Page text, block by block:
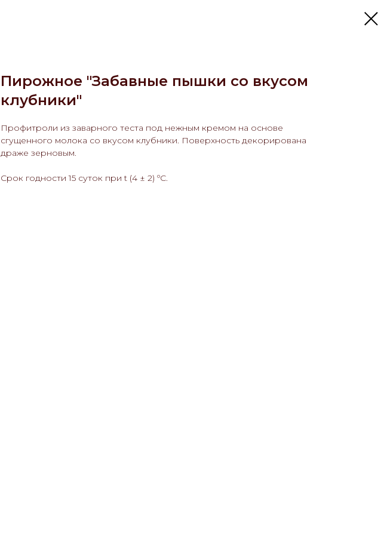
Пирожное "Забавные пышки со вкусом
клубники"
Профитроли из заварного теста под нежным кремом на основе
сгущенного молока со вкусом клубники. Поверхность декорирована
драже зерновым.
Срок годности 15 суток при t (4 ± 2) ºС.